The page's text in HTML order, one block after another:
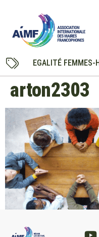
EGALITÉ FEMMES-
arton2303